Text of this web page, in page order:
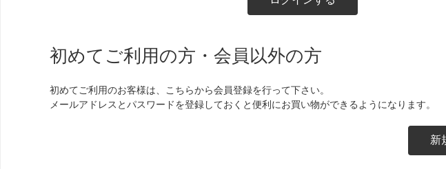
初めてご利用の方・会員以外の方
初めてご利用のお客様は、こちらから会員登録を行って下さい。
メールアドレスとパスワードを登録しておくと便利にお買い物ができるようになります。